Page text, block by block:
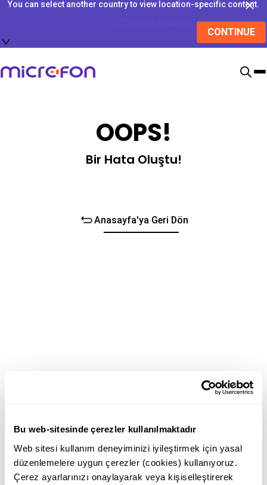
Bu web-sitesinde çerezler kullanılmaktadır
Web sitesi kullanım deneyiminizi iyileştirmek için yasal
düzenlemelere uygun çerezler (cookies) kullanıyoruz.
Çerez ayarlarınızı onaylayarak veya kişiselleştirerek
You can select another country to view location-specific content.
CONTINUE
OOPS!
Bir Hata Oluştu!
Anasayfa'ya Geri Dön